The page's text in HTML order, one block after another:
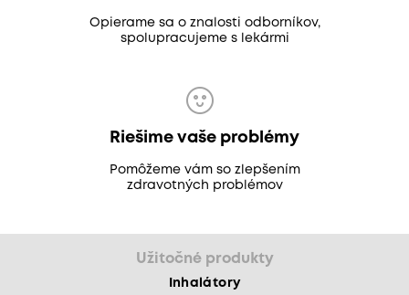
Opierame sa o znalosti odborníkov,
spolupracujeme s lekármi
Riešime vaše problémy
Pomôžeme vám so zlepšením
zdravotných problémov
Užitočné produkty
Inhalátory